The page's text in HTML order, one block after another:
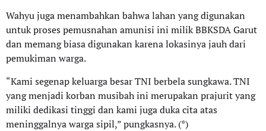
Wahyu juga menambahkan bahwa lahan yang digunakan
untuk proses pemusnahan amunisi ini milik BBKSDA Garut
dan memang biasa digunakan karena lokasinya jauh dari
pemukiman warga.
“Kami segenap keluarga besar TNI berbela sungkawa. TNI
yang menjadi korban musibah ini merupakan prajurit yang
miliki dedikasi tinggi dan kami juga duka cita atas
meninggalnya warga sipil,” pungkasnya. (*)